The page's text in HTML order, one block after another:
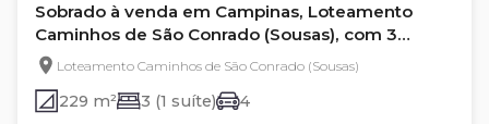
Sobrado à venda em Campinas, Loteamento
Caminhos de São Conrado (Sousas), com 3
quartos, com 229 m²
Loteamento Caminhos de São Conrado (Sousas)
229 m² 3 (1 suíte) 4